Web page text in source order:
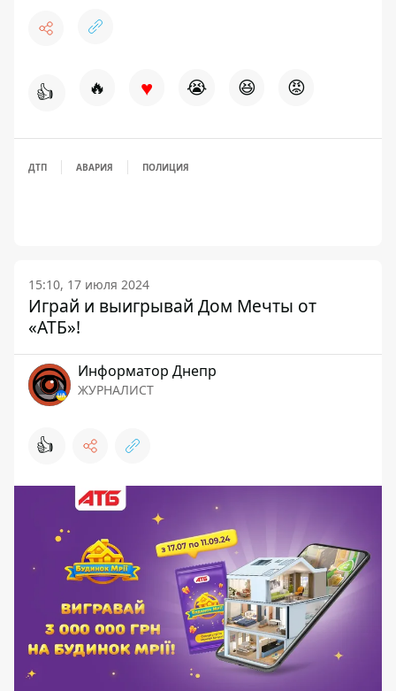
👍 🔥 ♥ 😭 😆 😡
ДТП АВАРИЯ ПОЛИЦИЯ
15:10, 17 июля 2024
Играй и выигрывай Дом Мечты от
«АТБ»!
Информатор Днепр
ЖУРНАЛИСТ
👍